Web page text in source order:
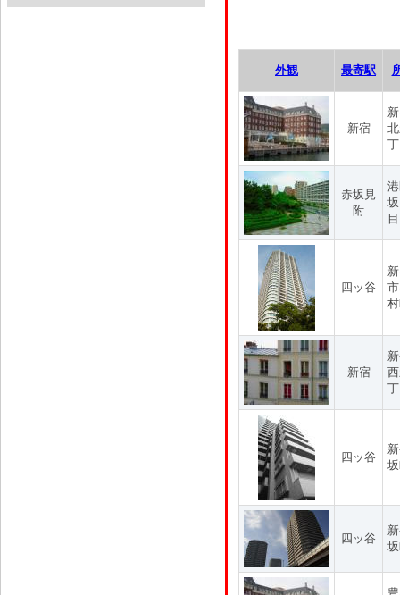
外観 最寄駅
新宿
赤坂見
附
目
四ッ谷
新宿
四ッ谷
四ッ谷